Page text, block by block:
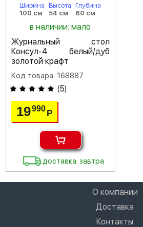
Ширина
100 см
Высота
54 см
Глубина
60 см
в наличии: мало
Журнальный стол
Консул-4 белый/дуб
золотой крафт
Код товара: 168887
(5)
19990Р
доставка: завтра
О компании
Доставка
Контакты